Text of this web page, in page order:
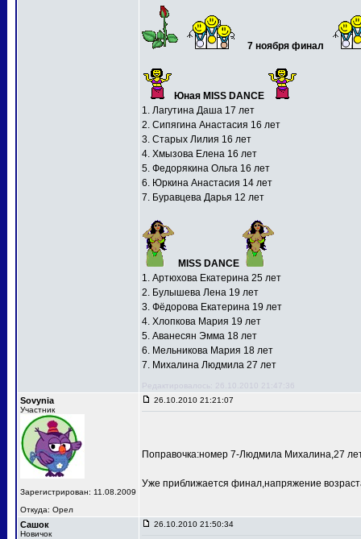
7 ноября финал
Юная MISS DANCE
1. Лагутина Даша 17 лет
2. Сипягина Анастасия 16 лет
3. Старых Лилия 16 лет
4. Хмызова Елена 16 лет
5. Федорякина Ольга 16 лет
6. Юркина Анастасия 14 лет
7. Буравцева Дарья 12 лет
MISS DANCE
1. Артюхова Екатерина 25 лет
2. Булышева Лена 19 лет
3. Фёдорова Екатерина 19 лет
4. Хлопкова Мария 19 лет
5. Аванесян Эмма 18 лет
6. Мельникова Мария 18 лет
7. Михалина Людмила 27 лет
Редактировалось: 26.10.2010 21:47:36
Sovynia
Участник
Зарегистрирован: 11.08.2009
Откуда: Орел
26.10.2010 21:21:07
Поправочка:номер 7-Людмила Михалина,27
Уже приближается финал,напряжение
Сашок
Новичок
26.10.2010 21:50:34